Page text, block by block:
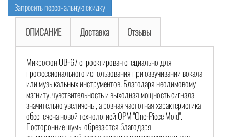
Запросить персональную скидку
ОПИСАНИЕ Доставка Отзывы
Микрофон UB-67 спроектирован специально для
профессионального использования при озвучивании вокала
или музыкальных инструментов. Благодаря неодимовому
магниту, чувствительность и выходная мощность сигнала
значительно увеличены, а ровная частотная характеристика
обеспечена новой технологией OPM "One-Piece Mold".
Посторонние шумы обрезаются благодаря